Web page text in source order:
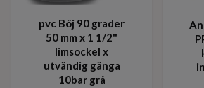
pvc Böj 90 grader
50 mm x 1 1/2"
limsockel x
utvändig gänga
10bar grå